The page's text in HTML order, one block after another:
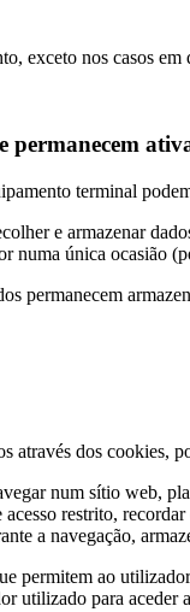
exceto nos casos
permanecem
terminal
e armazenar
numa única ocasião
permanecem
através dos cookies,
num sítio web,
restrito,
a navegação,
permitem ao
para aceder